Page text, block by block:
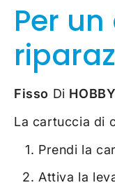
Per
Fisso Di HOBBY
La cartuccia di
Prendi la
Attiva la